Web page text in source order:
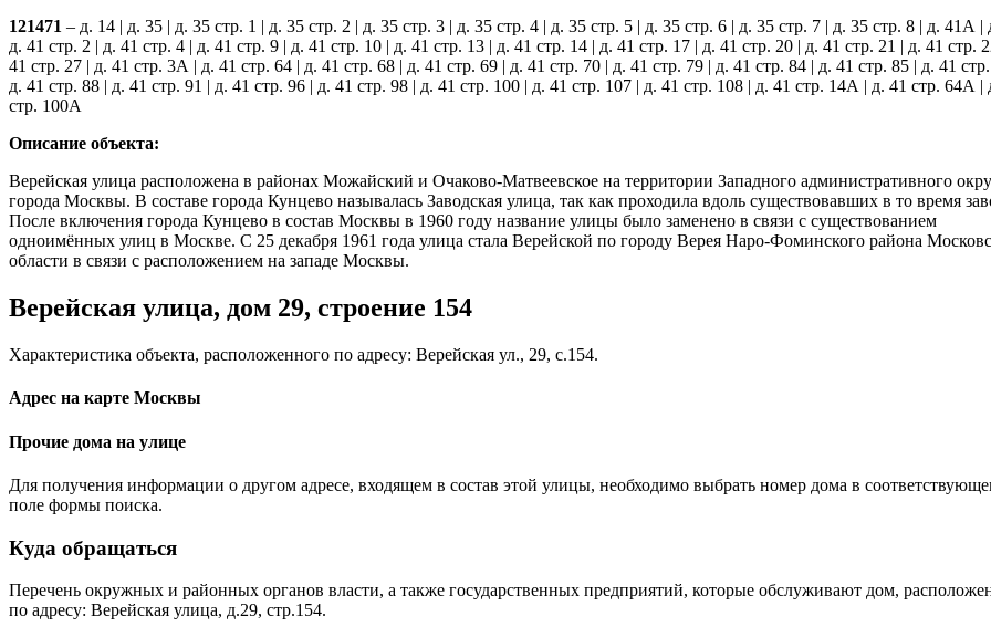
121471 – д. 14 | д. 35 | д. 35 стр. 1 | д. 35 стр. 2 | д. 35 стр. 3 | д. 35 стр. 4 | д. 35 стр. 5 | д. 35 стр. 6 | д. 35 стр. 7 | д. 35 стр. 8 | д. 41А |
д. 41 стр. 2 | д. 41 стр. 4 | д. 41 стр. 9 | д. 41 стр. 10 | д. 41 стр. 13 | д. 41 стр. 14 | д. 41 стр. 17 | д. 41 стр. 20 | д. 41 стр. 21 | д. 41 стр.
41 стр. 27 | д. 41 стр. 3А | д. 41 стр. 64 | д. 41 стр. 68 | д. 41 стр. 69 | д. 41 стр. 70 | д. 41 стр. 79 | д. 41 стр. 84 | д. 41 стр. 85 | д. 41
д. 41 стр. 88 | д. 41 стр. 91 | д. 41 стр. 96 | д. 41 стр. 98 | д. 41 стр. 100 | д. 41 стр. 107 | д. 41 стр. 108 | д. 41 стр. 14А | д. 41 стр. 64А |
стр. 100А
Описание объекта:
Верейская улица расположена в районах Можайский и Очаково-Матвеевское на территории Западного административного
города Москвы. В составе города Кунцево называлась Заводская улица, так как проходила вдоль существовавших в то время
После включения города Кунцево в состав Москвы в 1960 году название улицы было заменено в связи с существованием
одноимённых улиц в Москве. С 25 декабря 1961 года улица стала Верейской по городу Верея Наро-Фоминского района
области в связи с расположением на западе Москвы.
Верейская улица, дом 29, строение 154
Характеристика объекта, расположенного по адресу: Верейская ул., 29, с.154.
Адрес на карте Москвы
Прочие дома на улице
Для получения информации о другом адресе, входящем в состав этой улицы, необходимо выбрать номер дома в
поле формы поиска.
Куда обращаться
Перечень окружных и районных органов власти, а также государственных предприятий, которые обслуживают дом,
по адресу: Верейская улица, д.29, стр.154.